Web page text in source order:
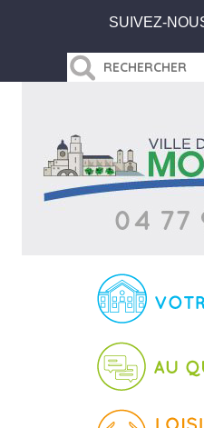
SUIVEZ-